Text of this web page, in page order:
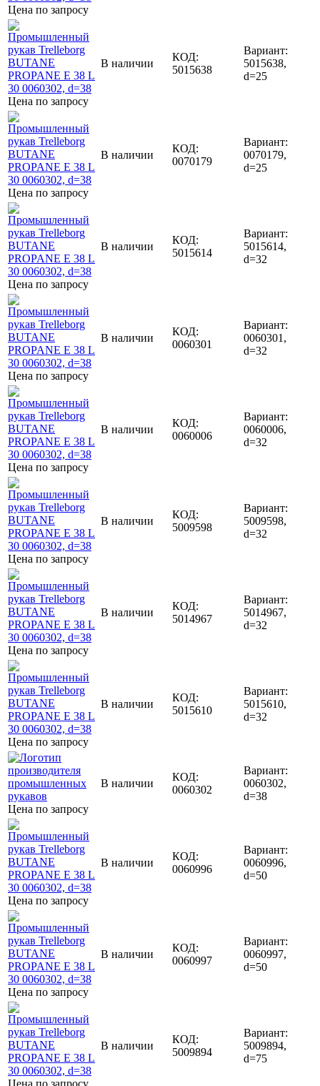
Цена по запросу
Цена по запросу
В наличии
КОД:
5015638
Вариант:
5015638,
d=25
Цена по запросу
В наличии
КОД:
0070179
Вариант:
0070179,
d=25
Цена по запросу
В наличии
КОД:
5015614
Вариант:
5015614,
d=32
Цена по запросу
В наличии
КОД:
0060301
Вариант:
0060301,
d=32
Цена по запросу
В наличии
КОД:
0060006
Вариант:
0060006,
d=32
Цена по запросу
В наличии
КОД:
5009598
Вариант:
5009598,
d=32
Цена по запросу
В наличии
КОД:
5014967
Вариант:
5014967,
d=32
Цена по запросу
В наличии
КОД:
5015610
Вариант:
5015610,
d=32
Цена по запросу
В наличии
КОД:
0060302
Вариант:
0060302,
d=38
Цена по запросу
В наличии
КОД:
0060996
Вариант:
0060996,
d=50
Цена по запросу
В наличии
КОД:
0060997
Вариант:
0060997,
d=50
Цена по запросу
В наличии
КОД:
5009894
Вариант:
5009894,
d=75